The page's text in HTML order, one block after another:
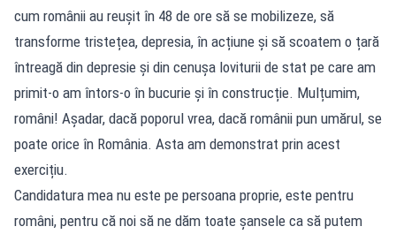
cum românii au reușit în 48 de ore să se mobilizeze, să
transforme tristețea, depresia, în acțiune și să scoatem o țară
întreagă din depresie și din cenușa loviturii de stat pe care am
primit-o am întors-o în bucurie și în construcție. Mulțumim,
români! Așadar, dacă poporul vrea, dacă românii pun umărul, se
poate orice în România. Asta am demonstrat prin acest
exercițiu.
Candidatura mea nu este pe persoana proprie, este pentru
români, pentru că noi să ne dăm toate șansele ca să putem